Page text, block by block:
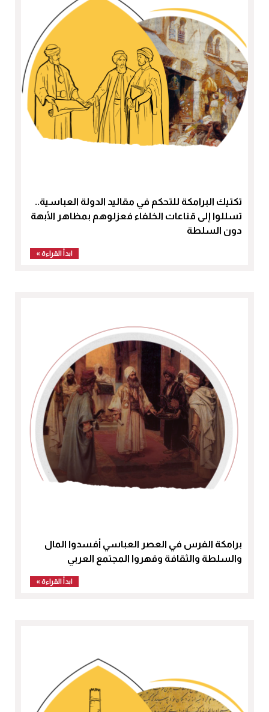
تكتيك البرامكة للتحكم في مقاليد الدولة العباسية..
تسللوا إلى قناعات الخلفاء فعزلوهم بمظاهر الأبهة
دون السلطة
ابدأ القراءة »
برامكة الفرس في العصر العباسي أفسدوا المال
والسلطة والثقافة وقهروا المجتمع العربي
ابدأ القراءة »